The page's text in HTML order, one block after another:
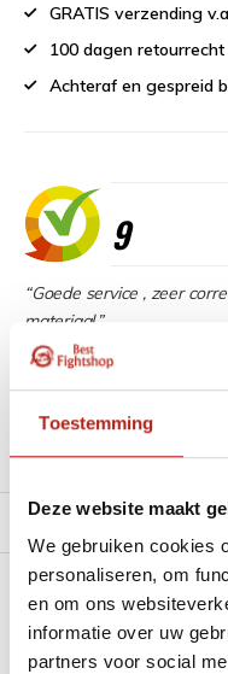
Toestemming
Deze website maakt
We gebruiken cookies
personaliseren, om
en om ons
informatie over uw
partners voor social
GRATIS verzending
100 dagen retourrecht
Achteraf en gespreid
9
“Goede service , zeer
materiaal.”
Beschikbaar in de
Productomschrijving
Product tags
Heb je een vraag
Stel je vraag in de Chat